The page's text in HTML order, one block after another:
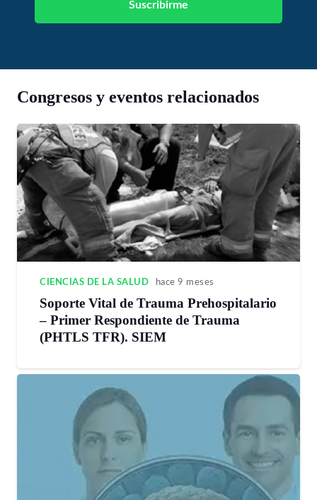
Congresos y eventos relacionados
CIENCIAS DE LA SALUD hace 9 meses
Soporte Vital de Trauma Prehospitalario
– Primer Respondiente de Trauma
(PHTLS TFR). SIEM